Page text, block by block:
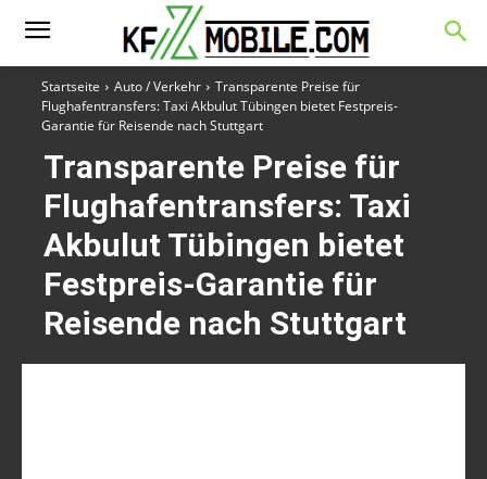
Startseite Auto / Verkehr
Transparente Preise für
Flughafentransfers: Taxi Akbulut Tübingen bietet Festpreis-
Garantie für Reisende nach Stuttgart
Transparente Preise für
Flughafentransfers: Taxi
Akbulut Tübingen bietet
Festpreis-Garantie für
Reisende nach Stuttgart